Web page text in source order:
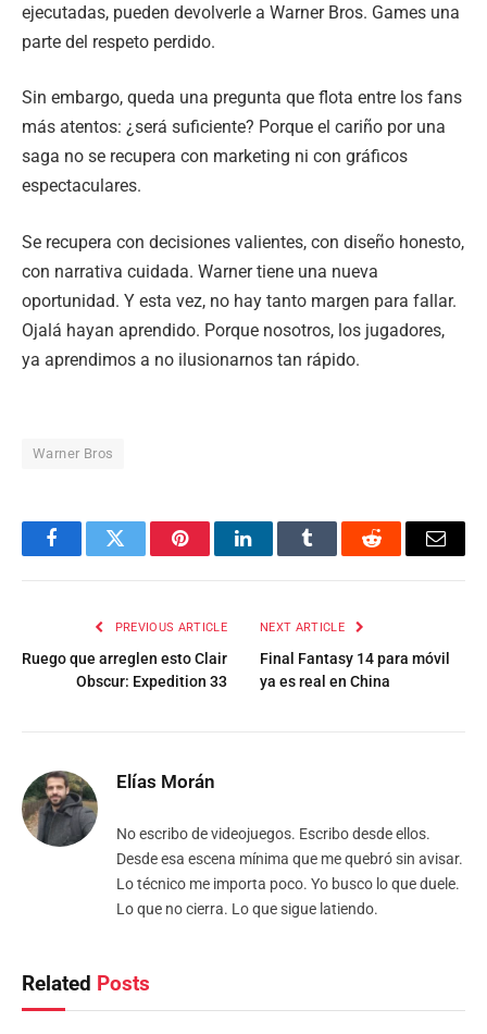
ejecutadas, pueden devolverle a Warner Bros. Games una
parte del respeto perdido.
Sin embargo, queda una pregunta que flota entre los fans
más atentos: ¿será suficiente? Porque el cariño por una
saga no se recupera con marketing ni con gráficos
espectaculares.
Se recupera con decisiones valientes, con diseño honesto,
con narrativa cuidada. Warner tiene una nueva
oportunidad. Y esta vez, no hay tanto margen para fallar.
Ojalá hayan aprendido. Porque nosotros, los jugadores,
ya aprendimos a no ilusionarnos tan rápido.
Warner Bros
FacebookTwitter PinterestLinkedInTumblr Reddit Email
PREVIOUS ARTICLE
Ruego que arreglen esto Clair
Obscur: Expedition 33
NEXT ARTICLE
Final Fantasy 14 para móvil
ya es real en China
Elías Morán
No escribo de videojuegos. Escribo desde ellos.
Desde esa escena mínima que me quebró sin avisar.
Lo técnico me importa poco. Yo busco lo que duele.
Lo que no cierra. Lo que sigue latiendo.
Related Posts